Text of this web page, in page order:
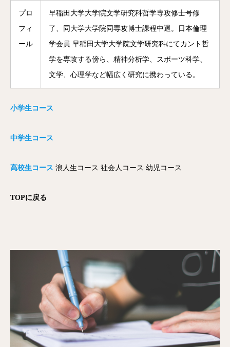
プロ
フィ
ール
早稲田大学大学院文学研究科哲学専攻修士号修
了、同大学大学院同専攻博士課程中退。日本倫理
学会員 早稲田大学大学院文学研究科にてカント哲
学を専攻する傍ら、精神分析学、スポーツ科学、
文学、心理学など幅広く研究に携わっている。
小学生コース
中学生コース
高校生コース 浪人生コース 社会人コース 幼児コース
TOPに戻る